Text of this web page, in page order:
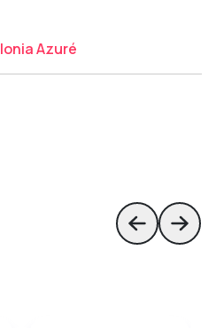
Ionia Azuré
Skip toSkip